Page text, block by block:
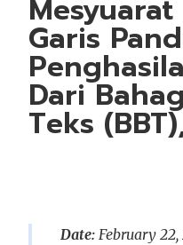
Garis
Dari
Teks
Date: February 22,